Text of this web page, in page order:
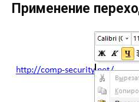
Применение